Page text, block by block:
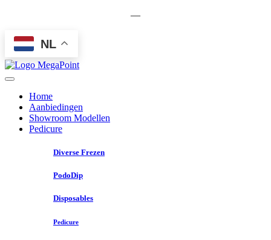
—
NL
Home
Aanbiedingen
Showroom Modellen
Pedicure
Diverse Frezen
PodoDip
Disposables
Pedicure